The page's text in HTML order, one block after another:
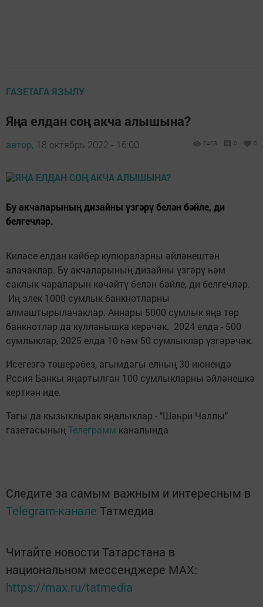
ГАЗЕТАГА ЯЗЫЛУ
Яңа елдан соң акча алышына?
автор, 18 октябрь 2022 - 16:00 2423 0 0
Бу акчаларының дизайны үзгәрү белән бәйле, ди
белгечләр.
Киләсе елдан кайбер купюраларны әйләнештән
алачаклар. Бу акчаларының дизайны үзгәрү һәм
саклык чараларын көчәйтү белән бәйле, ди белгечләр.
Иң элек 1000 сумлык банкнотларны
алмаштырылачаклар. Аннары 5000 сумлык яңа төр
банкнотлар да кулланышка керәчәк. 2024 елда - 500
сумлыклар, 2025 елда 10 һәм 50 сумлыклар үзгәрәчәк.
Исегезгә төшерәбез, агымдагы елның 30 июнендә
Рссия Банкы яңартылган 100 сумлыкларны әйләнешкә
керткән иде.
Тагы да кызыклырак яңалыклар - "Шәһри Чаллы"
газетасыныңТелеграмм каналында
Следите за самым важным и интересным в
Telegram-канале Татмедиа
Читайте новости Татарстана в
национальном мессенджере MАХ:
https://max.ru/tatmedia